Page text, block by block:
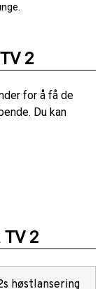
2
for å få de
Du kan
2
høstlansering